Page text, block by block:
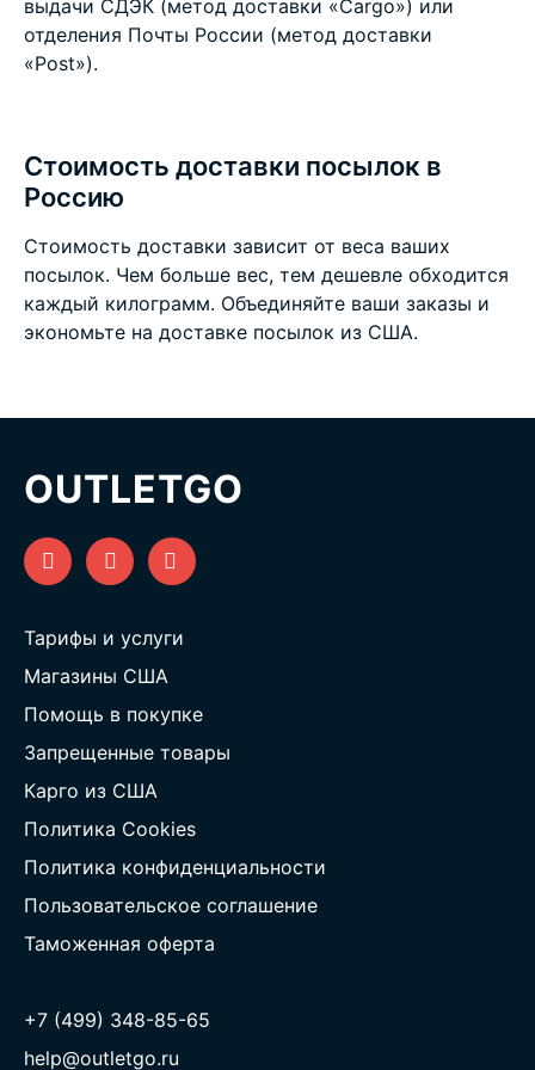
выдачи СДЭК (метод доставки «Cargo») или
отделения Почты России (метод доставки
«Post»).
Стоимость доставки посылок в
Россию
Стоимость доставки зависит от веса ваших
посылок. Чем больше вес, тем дешевле обходится
каждый килограмм. Объединяйте ваши заказы и
экономьте на доставке посылок из США.
OUTLETGO
Тарифы и услуги
Магазины США
Помощь в покупке
Запрещенные товары
Карго из США
Политика Cookies
Политика конфиденциальности
Пользовательское соглашение
Таможенная оферта
+7 (499) 348-85-65
help@outletgo.ru